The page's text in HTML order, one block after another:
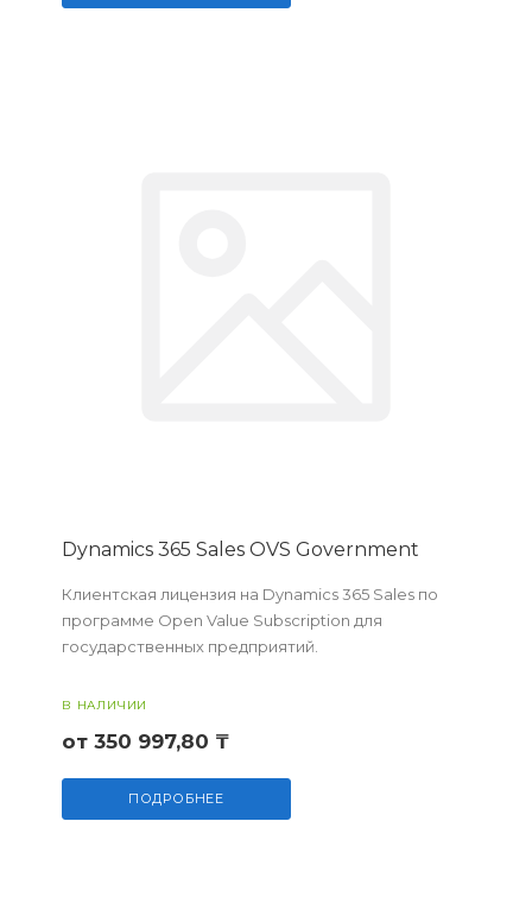
Dynamics 365 Sales OVS Government
Клиентская лицензия на Dynamics 365 Sales по
программе Open Value Subscription для
государственных предприятий.
В НАЛИЧИИ
от 350 997,80 ₸
ПОДРОБНЕЕ